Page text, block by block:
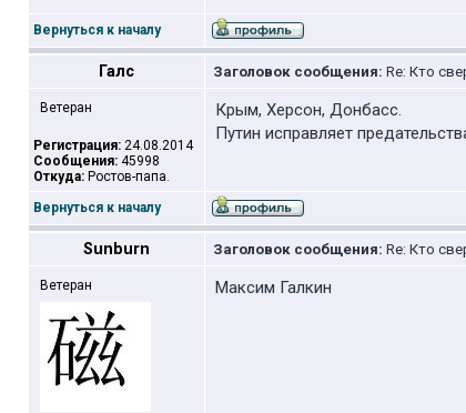
Вернуться к началу
Галс Заголовок сообщения: Re: Кто
Ветеран
Регистрация: 24.08.2014
Сообщения: 45998
Откуда: Ростов-папа.
Крым, Херсон, Донбасс.
Путин исправляет
Вернуться к началу
Sunburn Заголовок сообщения: Re: Кто
Ветеран Максим Галкин